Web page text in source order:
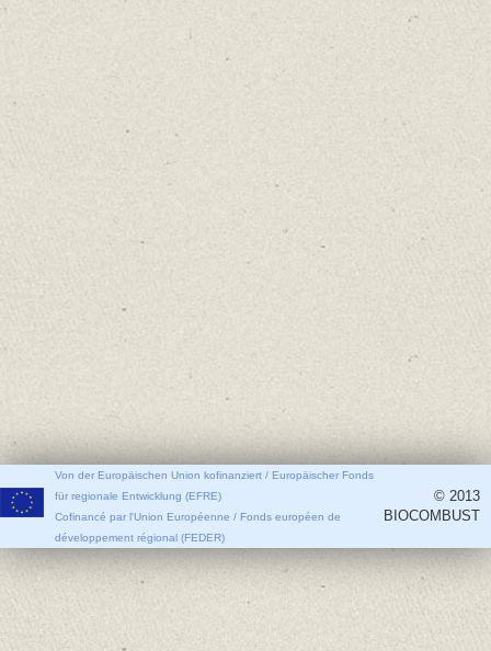
Von der Europäischen Union kofinanziert / Europäischer Fonds
für regionale Entwicklung (EFRE)
Cofinancé par l'Union Européenne / Fonds européen de
développement régional (FEDER)
© 2013
BIOCOMBUST